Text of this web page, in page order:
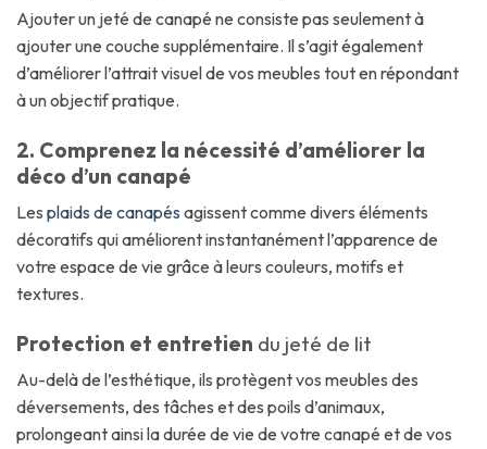
Ajouter un jeté de canapé ne consiste pas seulement à
ajouter une couche supplémentaire. Il s’agit également
d’améliorer l’attrait visuel de vos meubles tout en répondant
à un objectif pratique.
2. Comprenez la nécessité d’améliorer la
déco d’un canapé
Les plaids de canapés agissent comme divers éléments
décoratifs qui améliorent instantanément l’apparence de
votre espace de vie grâce à leurs couleurs, motifs et
textures.
Protection et entretien du jeté de lit
Au-delà de l’esthétique, ils protègent vos meubles des
déversements, des tâches et des poils d’animaux,
prolongeant ainsi la durée de vie de votre canapé et de vos